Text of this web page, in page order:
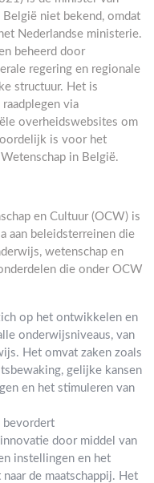
niet bekend, omdat
Nederlandse ministerie.
beheerd door
regering en regionale
structuur. Het is
via
overheidswebsites om
is voor het
in België.
en Cultuur (OCW) is
aan beleidsterreinen die
wetenschap en
die onder OCW
op het ontwikkelen en
onderwijsniveaus, van
Het omvat zaken zoals
gelijke kansen
en het stimuleren van
bevordert
door middel van
instellingen en het
de maatschappij. Het